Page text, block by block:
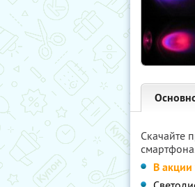
Скачайте
В